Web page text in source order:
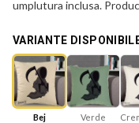
umplutura inclusa.
VARIANTE
Bej Verde